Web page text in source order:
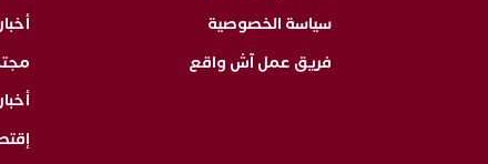
سياسة الخصوصية
فريق عمل آش واقع